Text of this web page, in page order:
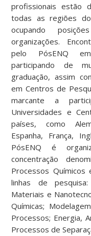
profissionais estão
todas as regiões
ocupando
organizações.
pelo PósENQ
participando de
graduação, assim
em Centros de
marcante a
Universidades e
países, como
Espanha, França,
PósENQ é
concentração
Processos Químicos
linhas de
Materiais e
Químicas;
Processos; Energia,
Processos de